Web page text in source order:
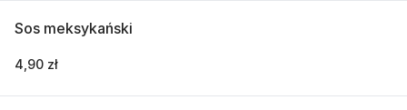
Sos meksykański
4,90 zł